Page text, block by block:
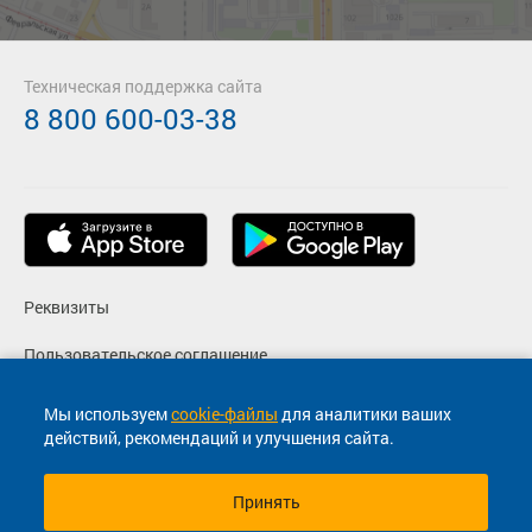
Детали рейса
о маршруте
Мы используемcookie-файлы для аналитики ваших
действий, рекомендаций и улучшения сайта.
Принять
Реквизиты
Пользовательское соглашение
Политика конфиденциальности
Согласие на маркетинговые сообщения
Техническая поддержка сайта
8 800 600-03-38
© 2013-2026, ООО "Капитал"- Онлайн сервис продажи